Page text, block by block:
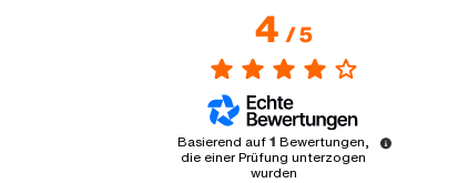
4/5
Basierend auf1 Bewertungen,
die einer Prüfung unterzogen
wurden